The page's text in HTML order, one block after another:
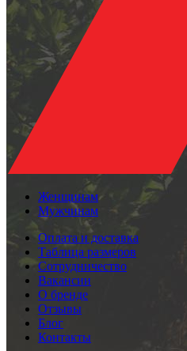
Женщинам
Мужчинам
Оплата и доставка
Таблица размеров
Сотрудничество
Вакансии
О бренде
Отзывы
Блог
Контакты